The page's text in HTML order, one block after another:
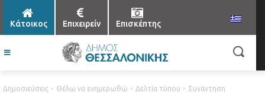
Κάτοικος Επιχειρείν Επισκέπτης
Δημοσιεύσεις Θέλω να ενημερωθώ Δελτία τύπου
Συνάντηση